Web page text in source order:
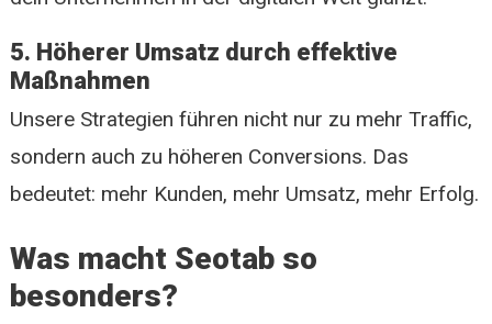
5. Höherer Umsatz durch effektive
Maßnahmen
Unsere Strategien führen nicht nur zu mehr Traffic,
sondern auch zu höheren Conversions. Das
bedeutet: mehr Kunden, mehr Umsatz, mehr Erfolg.
Was macht Seotab so
besonders?